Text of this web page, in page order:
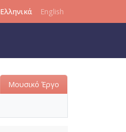
Ελληνικά English
Μουσικό Έργο